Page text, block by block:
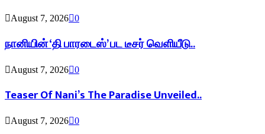
August 7, 2026 0
நானியின் ‘தி பாரடைஸ்’ பட டீசர் வெளியீடு..
August 7, 2026 0
Teaser Of Nani’s The Paradise Unveiled..
August 7, 2026 0